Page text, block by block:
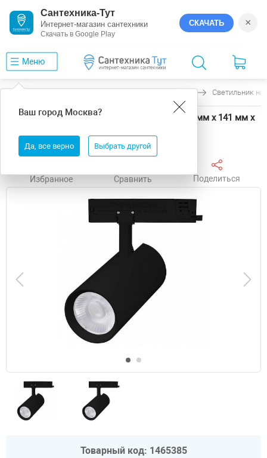
Сантехника-Тут
Интернет-магазин сантехники
Скачать в Google Play
СКАЧАТЬ ×
Меню
Ваш город Москва?
Да, все верно Выбрать другой
Светильник
Светильник на штанге Arlight GERA 58926 90 мм х 141 мм х
Избранное Сравнить Поделиться
Товарный код: 1465385